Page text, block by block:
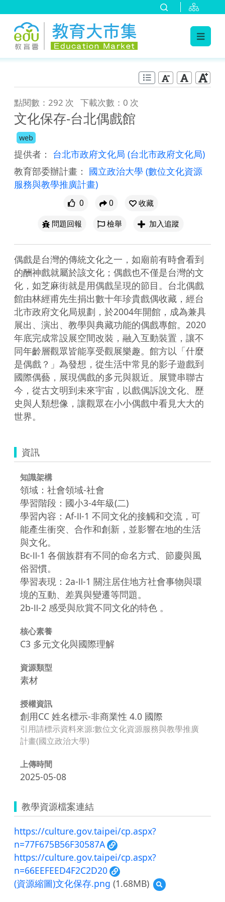
點閱數：292 次 下載次數：0 次
文化保存-台北偶戲館
web
提供者： 台北市政府文化局 (台北市政府文化局)
教育部委辦計畫： 國立政治大學 (數位文化資源
服務與教學推廣計畫)
0 0
收藏
問題回報
檢舉 加入追蹤
偶戲是台灣的傳統文化之一，如廟前有時會看到
的酬神戲就屬於該文化；偶戲也不僅是台灣的文
化，如芝麻街就是用偶戲呈現的節目。台北偶戲
館由林經甫先生捐出數十年珍貴戲偶收藏，經台
北市政府文化局規劃，於2004年開館，成為兼具
展出、演出、教學與典藏功能的偶戲專館。2020
年底完成常設展空間改裝，融入互動裝置，讓不
同年齡層觀眾皆能享受觀展樂趣。館方以「什麼
是偶戲？」為發想，從生活中常見的影子遊戲到
國際偶藝，展現偶戲的多元與親近。展覽串聯古
今，從古文明到未來宇宙，以戲偶訴說文化、歷
史與人類想像，讓觀眾在小小偶戲中看見大大的
資訊
知識架構
領域：社會領域-社會
學習階段：國小3-4年級(二)
學習內容：Af-Ⅱ-1 不同文化的接觸和交流，可
能產生衝突、合作和創新，並影響在地的生活
與文化。
Bc-Ⅱ-1 各個族群有不同的命名方式、節慶與風
俗習慣。
學習表現：2a-Ⅱ-1 關注居住地方社會事物與環
境的互動、差異與變遷等問題。
2b-Ⅱ-2 感受與欣賞不同文化的特色 。
核心素養
C3 多元文化與國際理解
資源類型
素材
授權資訊
創用CC 姓名標示-非商業性 4.0 國際
引用請標示資料來源:數位文化資源服務與教學推廣
計畫(國立政治大學)
上傳時間
2025-05-08
教學資源檔案連結
https://culture.gov.taipei/cp.aspx?
n=77F675B56F30587A
https://culture.gov.taipei/cp.aspx?
n=66EEFEED4F2C2D20
(資源縮圖)文化保存.png (1.68MB)
預
覽